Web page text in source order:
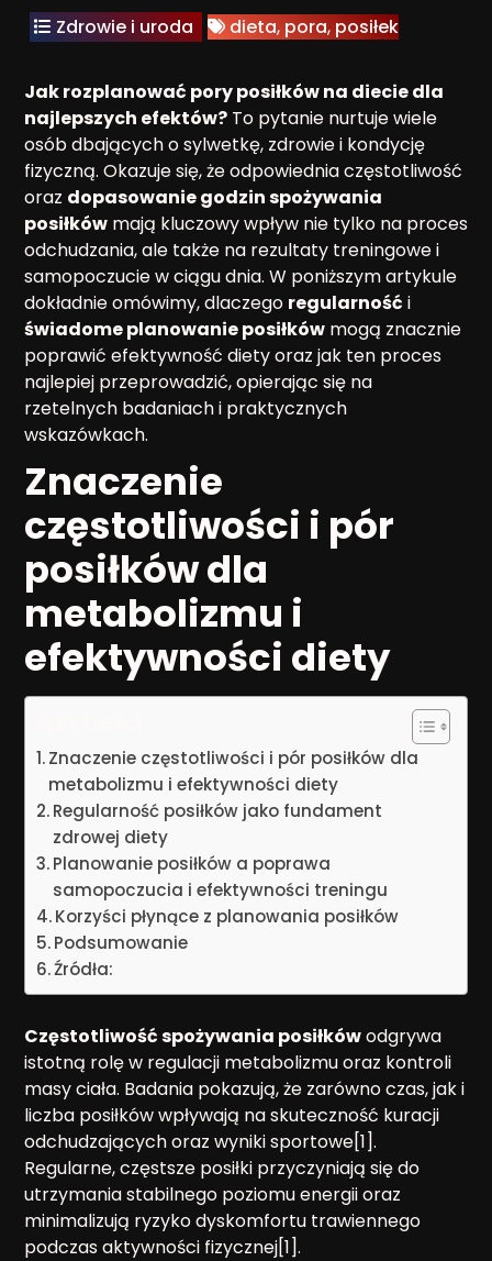
Zdrowie i uroda dieta, pora, posiłek
Jak rozplanować pory posiłków na diecie dla
najlepszych efektów? To pytanie nurtuje wiele
osób dbających o sylwetkę, zdrowie i kondycję
fizyczną. Okazuje się, że odpowiednia częstotliwość
oraz dopasowanie godzin spożywania
posiłków mają kluczowy wpływ nie tylko na proces
odchudzania, ale także na rezultaty treningowe i
samopoczucie w ciągu dnia. W poniższym artykule
dokładnie omówimy, dlaczego regularność i
świadome planowanie posiłków mogą znacznie
poprawić efektywność diety oraz jak ten proces
najlepiej przeprowadzić, opierając się na
rzetelnych badaniach i praktycznych
wskazówkach.
Znaczenie
częstotliwości i pór
posiłków dla
metabolizmu i
efektywności diety
Znaczenie częstotliwości i pór posiłków dla
metabolizmu i efektywności diety
Regularność posiłków jako fundament
zdrowej diety
Planowanie posiłków a poprawa
samopoczucia i efektywności treningu
Korzyści płynące z planowania posiłków
Podsumowanie
Źródła:
Częstotliwość spożywania posiłkówodgrywa
istotną rolę w regulacji metabolizmu oraz kontroli
masy ciała. Badania pokazują, że zarówno czas, jak i
liczba posiłków wpływają na skuteczność kuracji
odchudzających oraz wyniki sportowe[1].
Regularne, częstsze posiłki przyczyniają się do
utrzymania stabilnego poziomu energii oraz
minimalizują ryzyko dyskomfortu trawiennego
podczas aktywności fizycznej[1].